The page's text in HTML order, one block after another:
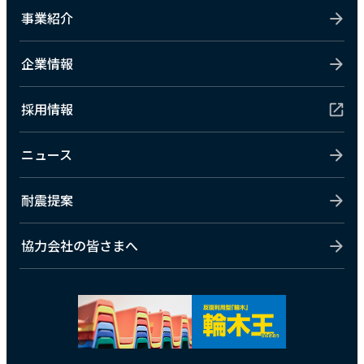
事業紹介
企業情報
採用情報
ニュース
耐震提案
協力会社の皆さまへ